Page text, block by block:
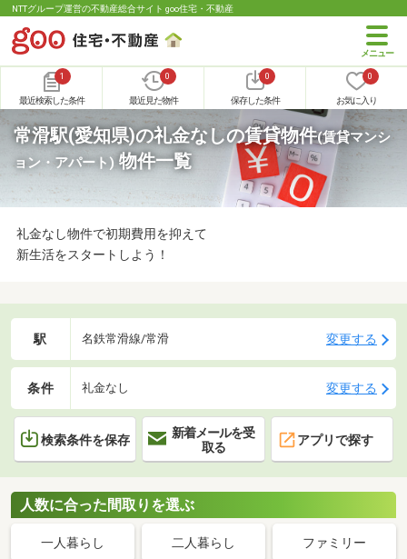
NTTグループ運営の不動産総合サイト goo住宅・不動産
1
最近検索した条件
0
最近見た物件
0
保存した条件
0
お気に入り
常滑駅(愛知県)の礼金なしの賃貸物件(賃貸マンシ
ョン・アパート) 物件一覧
礼金なし物件で初期費用を抑えて
新生活をスタートしよう！
駅 名鉄常滑線/常滑 変更する
条件 礼金なし 変更する
検索条件を保存
新着メールを受
取る
アプリで探す
人数に合った間取りを選ぶ
一人暮らし 二人暮らし ファミリー